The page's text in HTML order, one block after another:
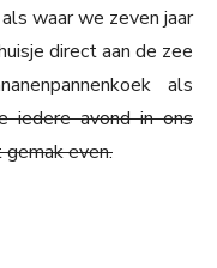
waar we zeven jaar
direct aan de zee
als
iedere avond in ons
even.